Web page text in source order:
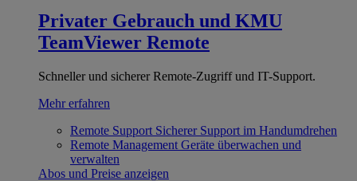
Privater Gebrauch und KMU
TeamViewer Remote
Schneller und sicherer Remote-Zugriff und IT-Support.
Mehr erfahren
Remote Support Sicherer Support im Handumdrehen
Remote Management Geräte überwachen und
verwalten
Abos und Preise anzeigen